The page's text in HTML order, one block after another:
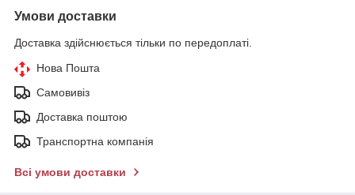
Умови доставки
Доставка здійснюється тільки по передоплаті.
Нова Пошта
Самовивіз
Доставка поштою
Транспортна компанія
Всі умови доставки